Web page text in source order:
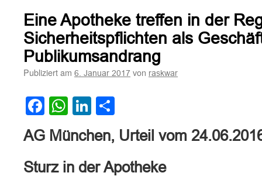
Eine Apotheke treffen in der
Sicherheitspflichten als
Publikumsandrang
Publiziert am 6. Januar 2017 von raskwar
Facebook
WhatsApp
LinkedIn
AG München, Urteil vom
Sturz in der Apotheke